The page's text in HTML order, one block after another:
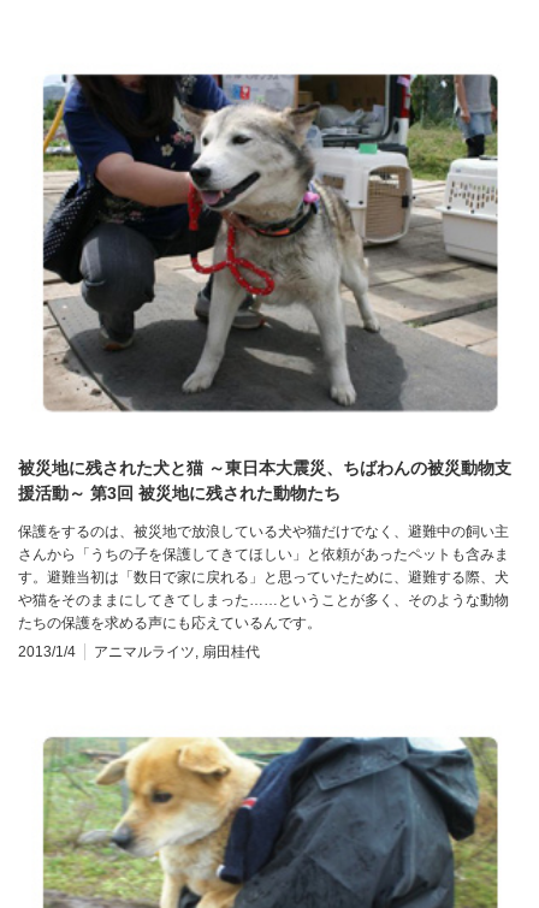
被災地に残された犬と猫 ～東日本大震災、ちばわんの被災動物支
援活動～ 第3回 被災地に残された動物たち
保護をするのは、被災地で放浪している犬や猫だけでなく、避難中の飼い主
さんから「うちの子を保護してきてほしい」と依頼があったペットも含みま
す。避難当初は「数日で家に戻れる」と思っていたために、避難する際、犬
や猫をそのままにしてきてしまった……ということが多く、そのような動物
たちの保護を求める声にも応えているんです。
2013/1/4
アニマルライツ 扇田桂代